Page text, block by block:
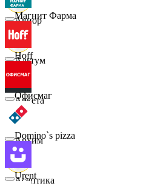
Авиор
Альтум
Аркета
Архим
Асептика
Магнит Фарма
Hoff
Офисмаг
Domino`s pizza
Urent